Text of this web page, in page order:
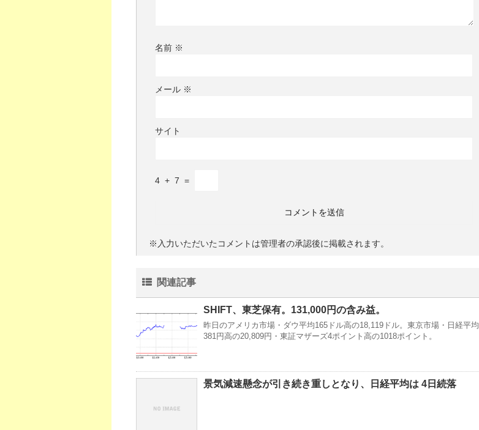
名前 ※
メール ※
サイト
4 + 7 =
※入力いただいたコメントは管理者の承認後に掲載されます。
関連記事
SHIFT、東芝保有。131,000円の含み益。
昨日のアメリカ市場・ダウ平均165ドル高の18,119ドル。東京市場・日経平均
381円高の20,809円・東証マザーズ4ポイント高の1018ポイント。
景気減速懸念が引き続き重しとなり、日経平均は 4日続落